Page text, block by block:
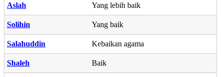
Aslah Yang lebih baik
Solihin Yang baik
Salahuddin Kebaikan agama
Shaleh Baik